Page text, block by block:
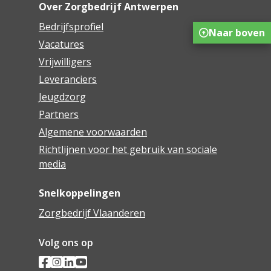
Over Zorgbedrijf Antwerpen
Bedrijfsprofiel
Vacatures
Vrijwilligers
Leveranciers
Jeugdzorg
Partners
Algemene voorwaarden
Richtlijnen voor het gebruik van sociale
media
Snelkoppelingen
Zorgbedrijf Vlaanderen
Volg ons op
Naar boven